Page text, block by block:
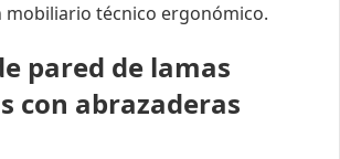
mobiliario técnico ergonómico.
pared de lamas
con abrazaderas